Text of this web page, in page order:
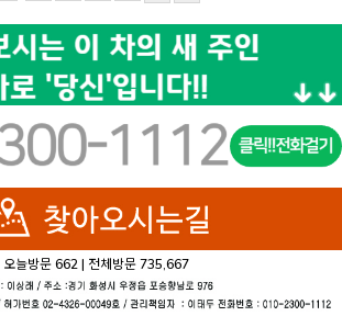
오늘방문 662| 전체방문 735,667